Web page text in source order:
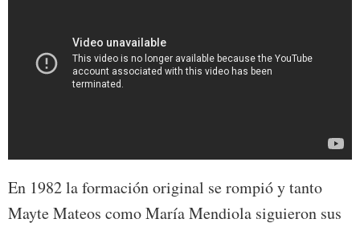
En 1982 la formación original se rompió y tanto
Mayte Mateos como María Mendiola siguieron sus